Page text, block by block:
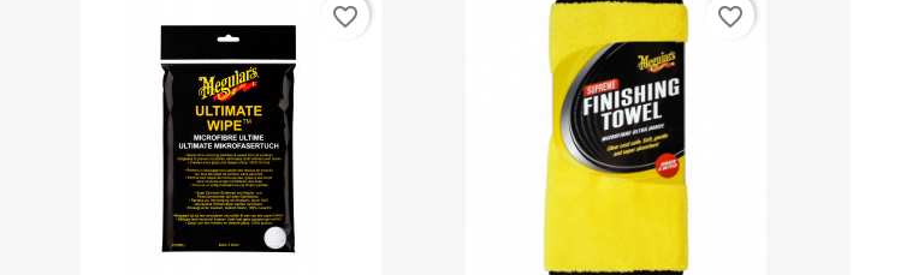
favorite_border favorite_border